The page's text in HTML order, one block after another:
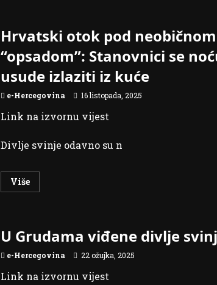
Hrvatski otok pod neobičnom
“opsadom”: Stanovnici se
usude izlaziti iz kuće
e-Hercegovina 16 listopada, 2025
Link na izvornu vijest
Divlje svinje odavno su n
VišeRead
more
neobičnom
“opsadom”:
Stanovnici
se
ne
U Grudama viđene divlje
e-Hercegovina 22 ožujka, 2025
Link na izvornu vijest